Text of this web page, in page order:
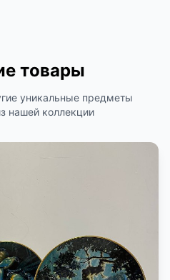
товары
уникальные предметы
нашей коллекции